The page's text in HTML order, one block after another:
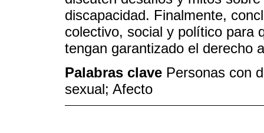
discapacidad. Finalmente,
colectivo, social y político para
tengan garantizado el derecho
Palabras clave Personas con
sexual; Afecto